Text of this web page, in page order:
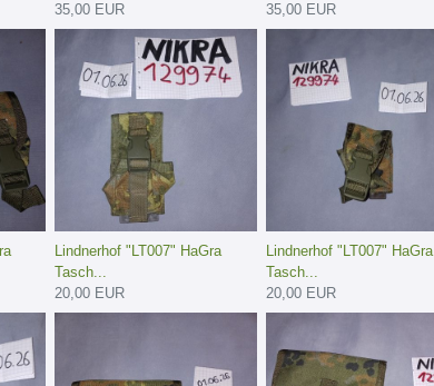
35,00 EUR
35,00 EUR
Lindnerhof "LT007" HaGra
Tasch...
20,00 EUR
Lindnerhof "LT007" HaGra
Tasch...
20,00 EUR